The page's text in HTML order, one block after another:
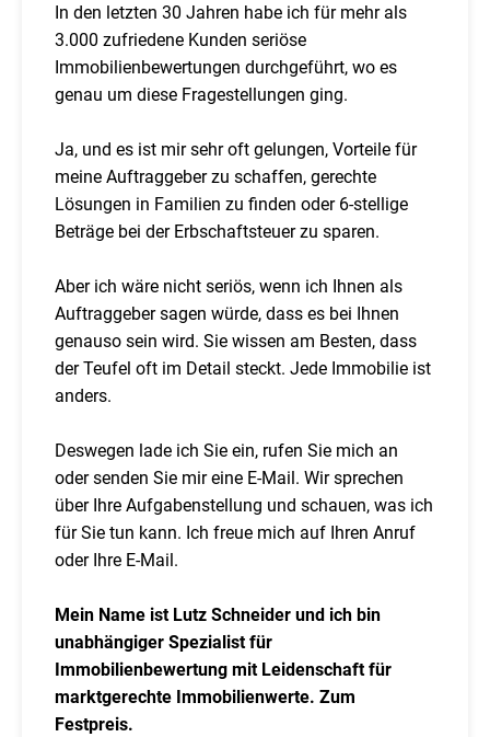
In den letzten 30 Jahren habe ich für mehr als
3.000 zufriedene Kunden seriöse
Immobilienbewertungen durchgeführt, wo es
genau um diese Fragestellungen ging.
Ja, und es ist mir sehr oft gelungen, Vorteile für
meine Auftraggeber zu schaffen, gerechte
Lösungen in Familien zu finden oder 6-stellige
Beträge bei der Erbschaftsteuer zu sparen.
Aber ich wäre nicht seriös, wenn ich Ihnen als
Auftraggeber sagen würde, dass es bei Ihnen
genauso sein wird. Sie wissen am Besten, dass
der Teufel oft im Detail steckt. Jede Immobilie ist
anders.
Deswegen lade ich Sie ein, rufen Sie mich an
oder senden Sie mir eine E-Mail. Wir sprechen
über Ihre Aufgabenstellung und schauen, was ich
für Sie tun kann. Ich freue mich auf Ihren Anruf
oder Ihre E-Mail.
Mein Name ist Lutz Schneider und ich bin
unabhängiger Spezialist für
Immobilienbewertung mit Leidenschaft für
marktgerechte Immobilienwerte. Zum
Festpreis.